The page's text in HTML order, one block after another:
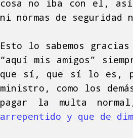
cosa no iba con el, así
ni normas de
Esto lo sabemos
“aquí mis amigos”
que sí, que sí lo es,
ministro, como los
pagar la multa
arrepentido y que de